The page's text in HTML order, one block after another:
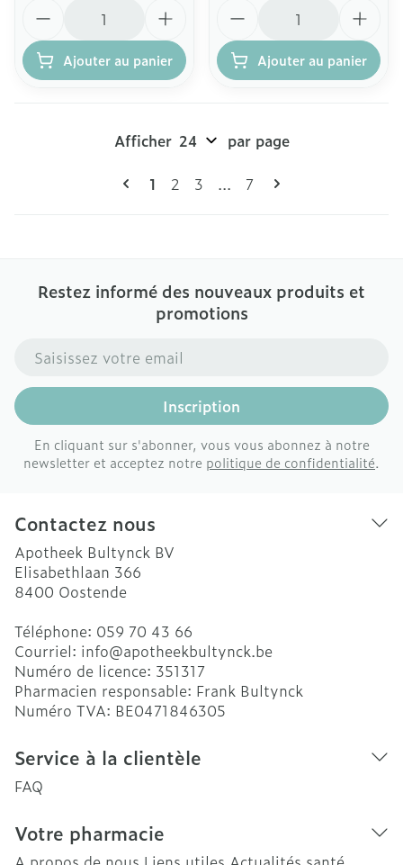
Ajouter au panier Ajouter au panier
Pages
Vous lisez actuellement la page
1 Page
2 Page
3 ... Page
7
Afficher par page
Restez informé des nouveaux produits et
promotions
Adresse mail
Inscription
En cliquant sur s'abonner, vous vous abonnez à notre
newsletter et acceptez notre politique de confidentialité.
Contactez nous
Apotheek Bultynck BV
Elisabethlaan 366
8400 Oostende
Téléphone: 059 70 43 66
Courriel: info@apotheekbultynck.be
Numéro de licence: 351317
Pharmacien responsable: Frank Bultynck
Numéro TVA: BE0471846305
Service à la clientèle
FAQ
Votre pharmacie